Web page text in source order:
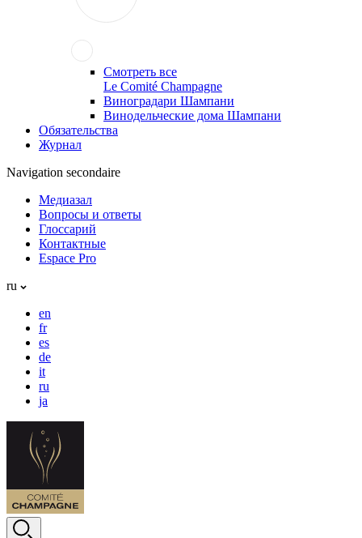
Смотреть все
Le Comité Champagne
Виноградари Шампани
Винодельческие дома Шампани
Обязательства
Журнал
Navigation secondaire
Медиазал
Вопросы и ответы
Глоссарий
Контактные
Espace Pro
ru
en
fr
es
de
it
ru
ja